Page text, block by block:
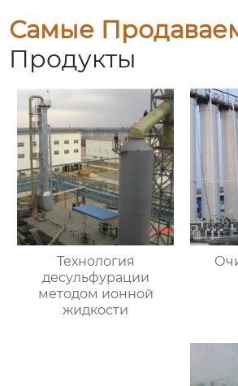
Самые
Продукты
Технология
десульфурации
методом ионной
жидкости